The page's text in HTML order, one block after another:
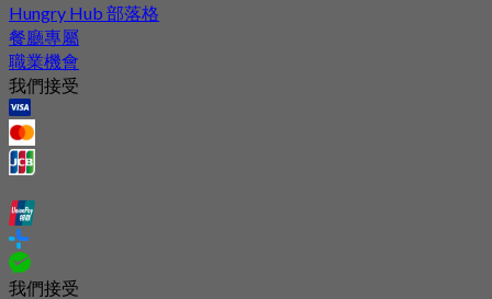
Hungry Hub 部落格
餐廳專屬
職業機會
我們接受
我們接受